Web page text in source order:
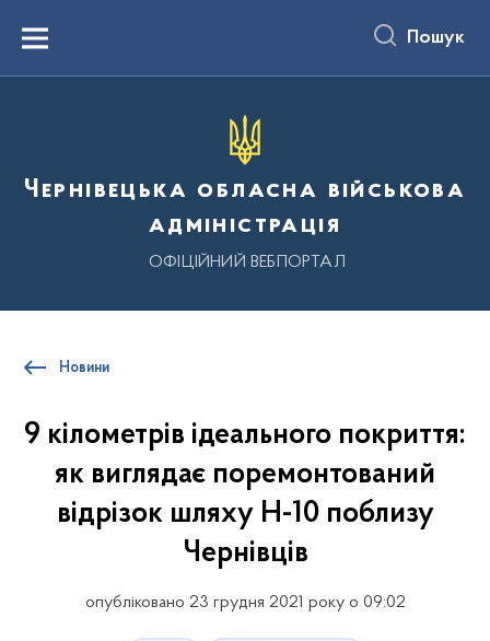
вмістуMenu Пошук
Чернівецька обласна військова
адміністрація
ОФІЦІЙНИЙ ВЕБПОРТАЛ
Новини
9 кілометрів ідеального покриття:
як виглядає поремонтований
відрізок шляху Н-10 поблизу
Чернівців
опубліковано 23 грудня 2021 року о 09:02